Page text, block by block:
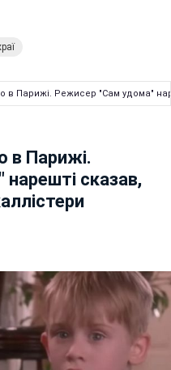
в Парижі. Режисер "Сам удома"
в Парижі.
сказав,